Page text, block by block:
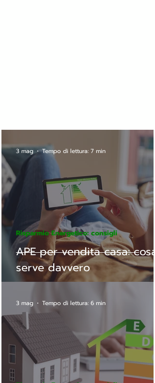
APE per vendita casa: cosa
serve davvero
Risparmio Energetico: consigli
3 mag Tempo di lettura: 7 min
3 mag Tempo di lettura: 6 min